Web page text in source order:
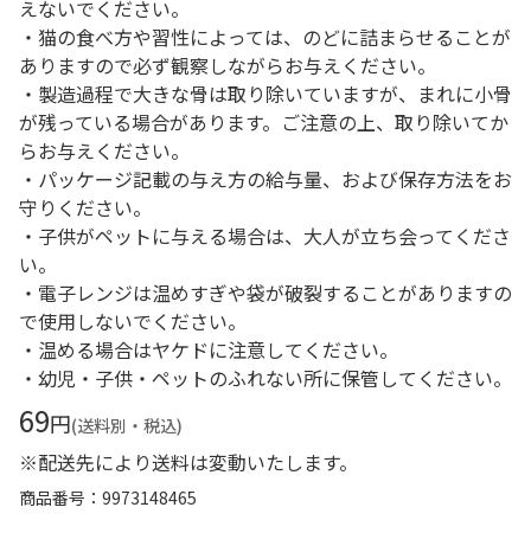
えないでください。
・猫の食べ方や習性によっては、のどに詰まらせることが
ありますので必ず観察しながらお与えください。
・製造過程で大きな骨は取り除いていますが、まれに小骨
が残っている場合があります。ご注意の上、取り除いてか
らお与えください。
・パッケージ記載の与え方の給与量、および保存方法をお
守りください。
・子供がペットに与える場合は、大人が立ち会ってくださ
い。
・電子レンジは温めすぎや袋が破裂することがありますの
で使用しないでください。
・温める場合はヤケドに注意してください。
・幼児・子供・ペットのふれない所に保管してください。
69円(送料別・税込)
※配送先により送料は変動いたします。
商品番号 9973148465